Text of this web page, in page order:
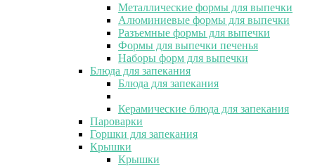
Металлические формы для выпечки
Алюминиевые формы для выпечки
Разъемные формы для выпечки
Формы для выпечки печенья
Наборы форм для выпечки
Блюда для запекания
Блюда для запекания
Керамические блюда для запекания
Пароварки
Горшки для запекания
Крышки
Крышки